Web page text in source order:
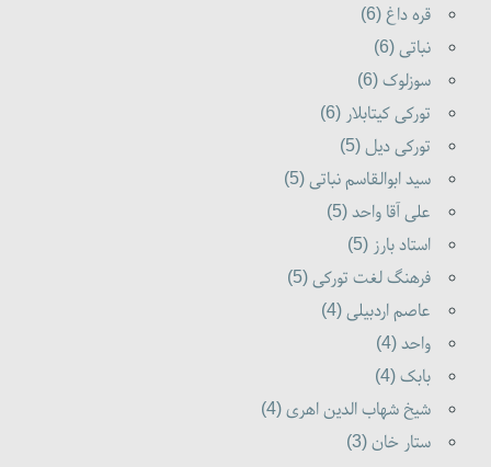
قره داغ (6)
نباتی (6)
سوزلوک (6)
تورکی کیتابلار (6)
تورکی دیل (5)
سید ابوالقاسم نباتی (5)
علی آقا واحد (5)
استاد بارز (5)
فرهنگ لغت تورکی (5)
عاصم اردبیلی (4)
واحد (4)
بابک (4)
شیخ شهاب الدین اهری (4)
ستار خان (3)